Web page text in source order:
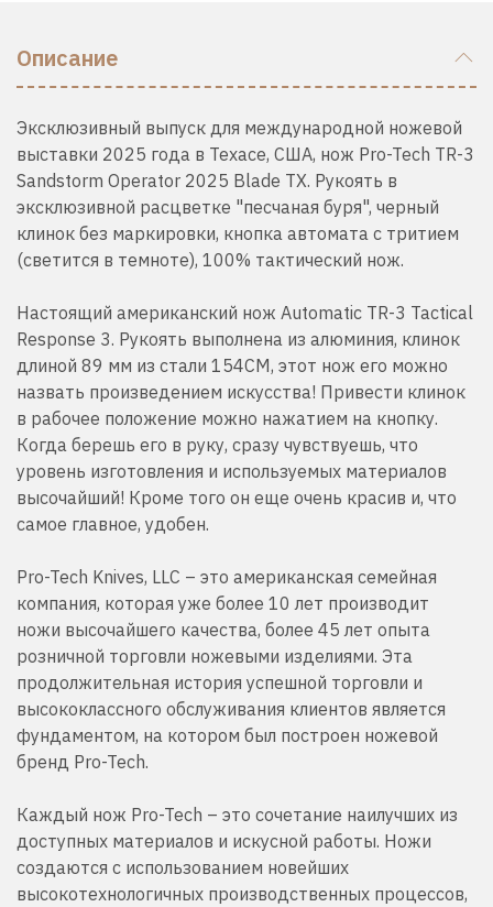
Описание
Эксклюзивный выпуск для международной ножевой
выставки 2025 года в Техасе, США, нож Pro-Tech TR-3
Sandstorm Operator 2025 Blade TX. Рукоять в
эксклюзивной расцветке "песчаная буря", черный
клинок без маркировки, кнопка автомата с тритием
(светится в темноте), 100% тактический нож.
Настоящий американский нож Automatic TR-3 Tactical
Response 3. Рукоять выполнена из алюминия, клинок
длиной 89 мм из стали 154CM, этот нож его можно
назвать произведением искусства! Привести клинок
в рабочее положение можно нажатием на кнопку.
Когда берешь его в руку, сразу чувствуешь, что
уровень изготовления и используемых материалов
высочайший! Кроме того он еще очень красив и, что
самое главное, удобен.
Pro-Tech Knives, LLC – это американская семейная
компания, которая уже более 10 лет производит
ножи высочайшего качества, более 45 лет опыта
розничной торговли ножевыми изделиями. Эта
продолжительная история успешной торговли и
высококлассного обслуживания клиентов является
фундаментом, на котором был построен ножевой
бренд Pro-Tech.
Каждый нож Pro-Tech – это сочетание наилучших из
доступных материалов и искусной работы. Ножи
создаются с использованием новейших
высокотехнологичных производственных процессов,